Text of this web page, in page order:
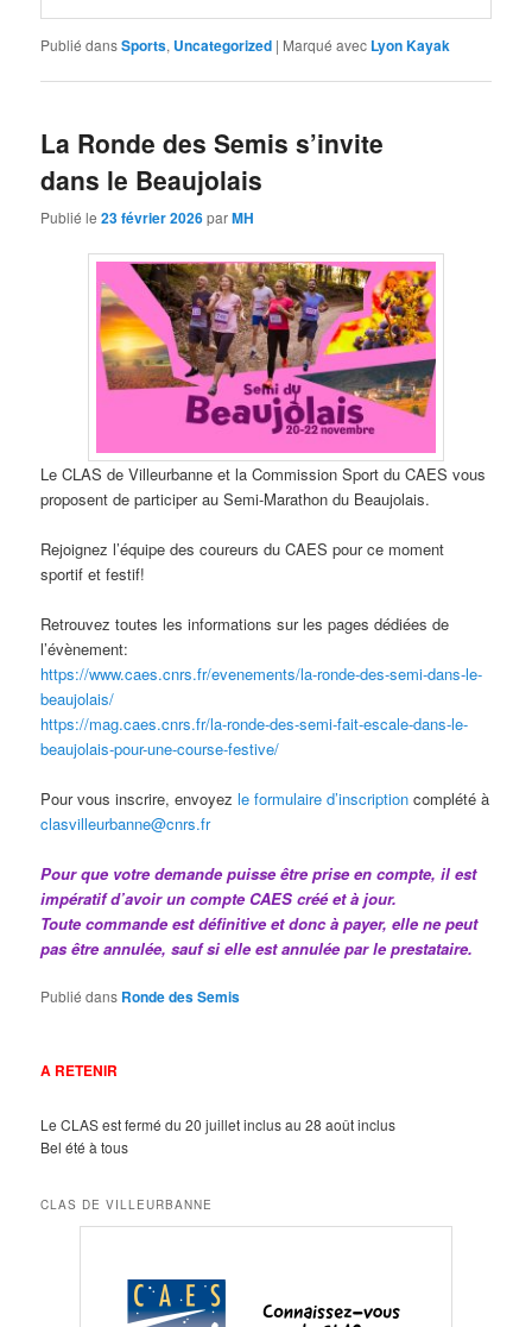
Publié dansSports, Uncategorized | Marqué avec Lyon Kayak
La Ronde des Semis s’invite
dans le Beaujolais
Publié le23 février 2026parMH
Le CLAS de Villeurbanne et la Commission Sport du CAES vous
proposent de participer au Semi-Marathon du Beaujolais.
Rejoignez l’équipe des coureurs du CAES pour ce moment
sportif et festif!
Retrouvez toutes les informations sur les pages dédiées de
l’évènement:
https://www.caes.cnrs.fr/evenements/la-ronde-des-semi-dans-le-
beaujolais/
https://mag.caes.cnrs.fr/la-ronde-des-semi-fait-escale-dans-le-
beaujolais-pour-une-course-festive/
Pour vous inscrire, envoyezle formulaire d’inscription complété à
clasvilleurbanne@cnrs.fr
Pour que votre demande puisse être prise en compte, il est
impératif d’avoir un compte CAES créé et à jour.
Toute commande est définitive et donc à payer, elle ne peut
pas être annulée, sauf si elle est annulée par le prestataire.
Publié dans Ronde des Semis
A RETENIR
Le CLAS est fermé du 20 juillet inclus au 28 août inclus
Bel été à tous
CLAS DE VILLEURBANNE